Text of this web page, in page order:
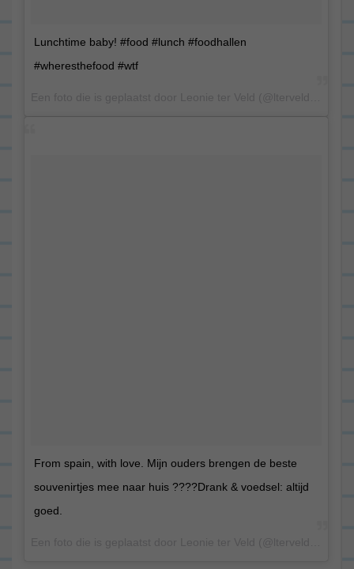
Lunchtime baby! #food #lunch #foodhallen
#wheresthefood #wtf
From spain, with love. Mijn ouders brengen de beste
souvenirtjes mee naar huis ????Drank & voedsel: altijd
goed.